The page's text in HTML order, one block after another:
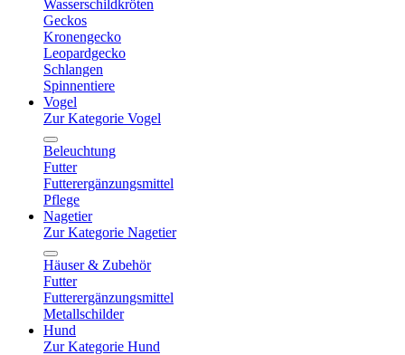
Wasserschildkröten
Geckos
Kronengecko
Leopardgecko
Schlangen
Spinnentiere
Vogel
Zur Kategorie Vogel
Beleuchtung
Futter
Futterergänzungsmittel
Pflege
Nagetier
Zur Kategorie Nagetier
Häuser & Zubehör
Futter
Futterergänzungsmittel
Metallschilder
Hund
Zur Kategorie Hund